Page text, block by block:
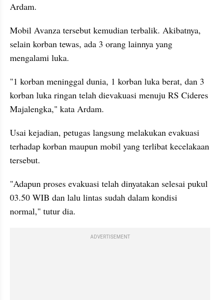
Ardam.
Mobil Avanza tersebut kemudian terbalik. Akibatnya,
selain korban tewas, ada 3 orang lainnya yang
mengalami luka.
"1 korban meninggal dunia, 1 korban luka berat, dan 3
korban luka ringan telah dievakuasi menuju RS Cideres
Majalengka," kata Ardam.
Usai kejadian, petugas langsung melakukan evakuasi
terhadap korban maupun mobil yang terlibat kecelakaan
tersebut.
"Adapun proses evakuasi telah dinyatakan selesai pukul
03.50 WIB dan lalu lintas sudah dalam kondisi
normal," tutur dia.
ADVERTISEMENT